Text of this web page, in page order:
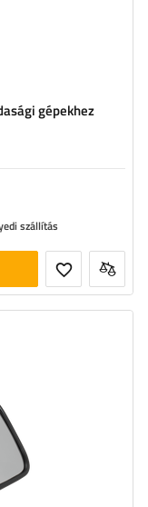
gépekhez
szállítás